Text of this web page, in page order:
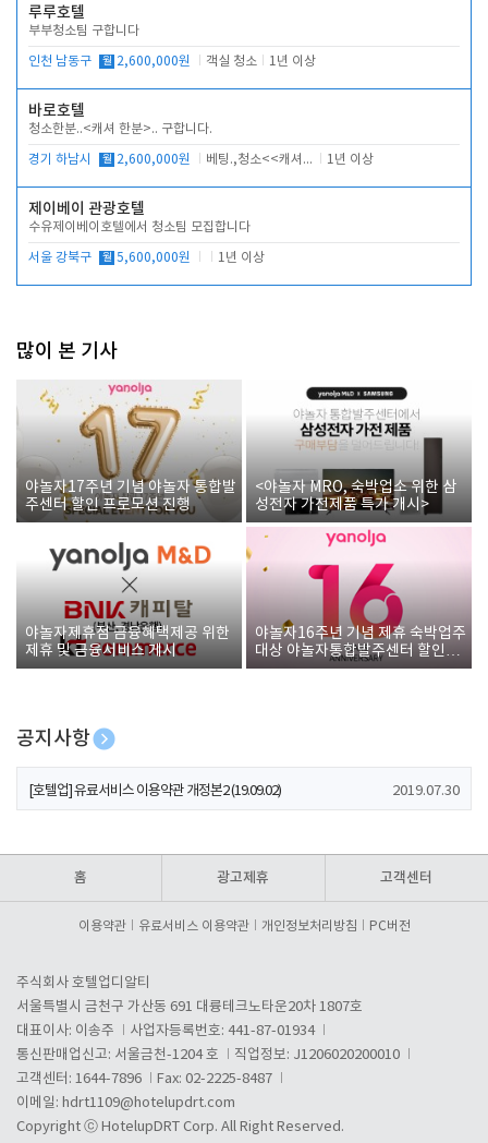
루루호텔
부부청소팀 구합니다
인천 남동구 월 2,600,000원 객실 청소 1년 이상
바로호텔
청소한분..<캐셔 한분>.. 구합니다.
경기 하남시 월 2,600,000원 베팅.,청소<<캐셔 모셔봅니다. 1년 이상
제이베이 관광호텔
수유제이베이호텔에서 청소팀 모집합니다
서울 강북구 월 5,600,000원 1년 이상
많이 본 기사
야놀자17주년 기념 야놀자 통합발
주센터 할인 프로모션 진행
<야놀자 MRO, 숙박업소 위한 삼
성전자 가전제품 특가 개시>
야놀자제휴점 금융혜택제공 위한
제휴 및 금융서비스 게시
야놀자16주년 기념 제휴 숙박업주
대상 야놀자통합발주센터 할인쿠
폰 증정
공지사항
[호텔업] 개인정보 처리방침 개정본1 (19.09.02)
[호텔업] 유료서비스 이용약관 개정본2 (19.09.02) 2019.07.30
홈 광고제휴 고객센터
이용약관 유료서비스 이용약관 개인정보처리방침 PC버전
주식회사 호텔업디알티
서울특별시 금천구 가산동 691 대륭테크노타운20차 1807호
대표이사: 이송주
사업자등록번호: 441-87-01934
통신판매업신고: 서울금천-1204 호
직업정보: J1206020200010
고객센터: 1644-7896
Fax: 02-2225-8487
이메일: hdrt1109@hotelupdrt.com
Copyright ⓒ HotelupDRT Corp. All Right Reserved.